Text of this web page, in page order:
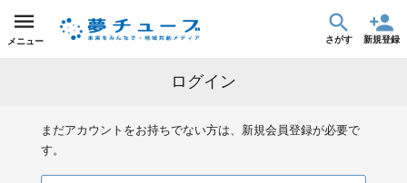
メニュー さがす 新規登録
ログイン
まだアカウントをお持ちでない方は、新規会員登録が必要で
す。